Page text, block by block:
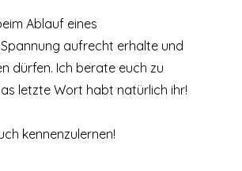
Ablauf eines
aufrecht erhalte und
dürfen. Ich berate euch zu
letzte Wort habt natürlich ihr!
kennenzulernen!